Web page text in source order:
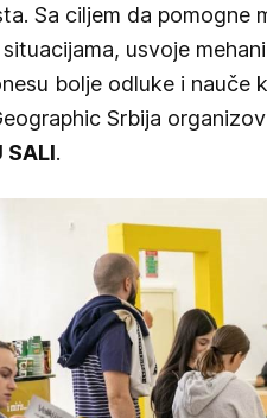
Sa ciljem da pomogne
usvoje
bolje odluke i nauče
Srbija
SALI.